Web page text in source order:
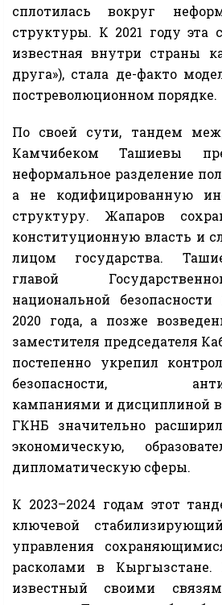
сплотилась вокруг
структуры. К 2021 году эта
известная внутри страны
друга»), стала де-факто
постреволюционном порядке.
По своей сути, тандем
Камчибеком Ташиевы
неформальное разделение
а не кодифицированную
структуру. Жапаров
конституционную власть и
лицом государства.
главой
национальной
2020 года, а позже
заместителя председателя
постепенно укрепил
безопасности,
кампаниями и дисциплиной в
ГКНБ значительно
экономическую,
дипломатическую сферы.
К 2023–2024 годам этот
ключевой
управления
расколами в
известный своими